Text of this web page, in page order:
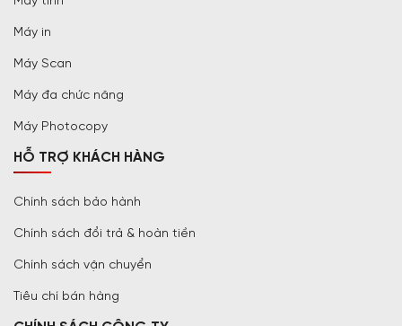
Máy in
Máy Scan
Máy đa chức năng
Máy Photocopy
HỖ TRỢ KHÁCH HÀNG
Chính sách bảo hành
Chính sách đổi trả & hoàn tiền
Chính sách vận chuyển
Tiêu chí bán hàng